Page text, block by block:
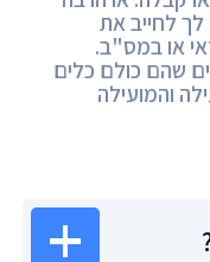
לחייב את
או במס"ב.
שהם כולם כלים
והמועילה